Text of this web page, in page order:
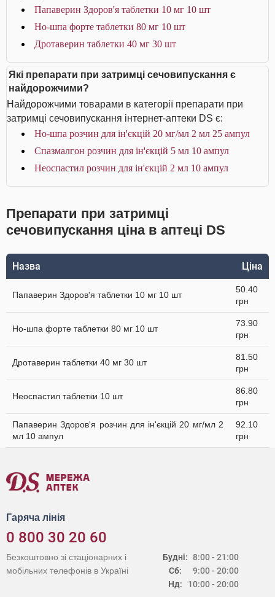
Папаверин Здоров'я таблетки 10 мг 10 шт
Но-шпа форте таблетки 80 мг 10 шт
Дротаверин таблетки 40 мг 30 шт
Які препарати при затримці сечовипускання є
найдорожчими?
Найдорожчими товарами в категорії препарати при
затримці сечовипускання інтернет-аптеки DS є:
Но-шпа розчин для ін'єкцій 20 мг/мл 2 мл 25 ампул
Спазмалгон розчин для ін'єкцій 5 мл 10 ампул
Неоспастил розчин для ін'єкцій 2 мл 10 ампул
Препарати при затримці
сечовипускання ціна в аптеці DS
Назва Ціна
Папаверин Здоров'я таблетки 10 мг 10 шт
50.40
грн
Но-шпа форте таблетки 80 мг 10 шт
73.90
грн
Дротаверин таблетки 40 мг 30 шт
81.50
грн
Неоспастил таблетки 10 шт
86.80
грн
Папаверин Здоров'я розчин для ін'єкцій 20 мг/мл 2
мл 10 ампул
92.10
грн
Гаряча лінія
0 800 30 20 60
Будні:
Сб:
Нд:
8:00 - 21:00
9:00 - 20:00
10:00 - 20:00
Безкоштовно зі стаціонарних і
мобільних телефонів в Україні